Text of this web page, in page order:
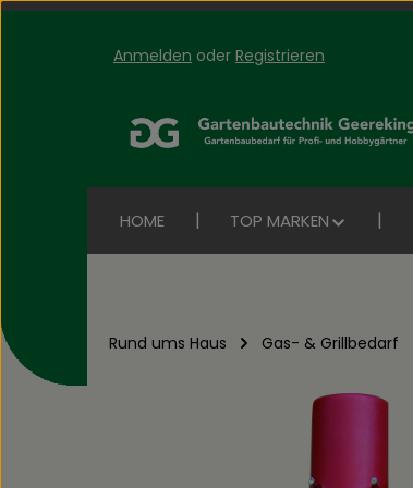
Zum Hauptinhalt springen
Zur Suche springen
Zur Hauptnavigation springen
Anmelden oder Registrieren
HOME TOP MARKEN
Rund ums Haus Gas- & Grillbedarf
Bildergalerie überspringen